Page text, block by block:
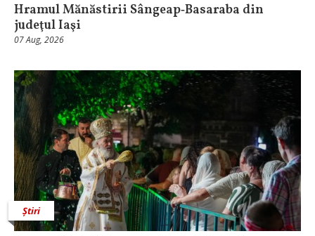
Hramul Mănăstirii Sângeap‑Basaraba din
judeţul Iaşi
07 Aug, 2026
Știri